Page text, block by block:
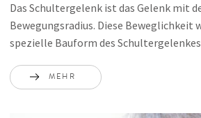
Das Schultergelenk ist das Gelenk mit
Bewegungsradius. Diese Beweglichkeit
spezielle Bauform des
MEHR